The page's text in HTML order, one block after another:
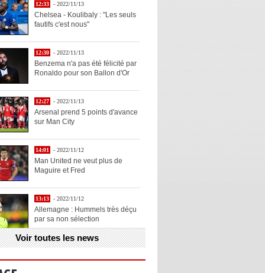
12:33 - 2022/11/13
Chelsea - Koulibaly : "Les seuls
fautifs c'est nous"
12:30 - 2022/11/13
Benzema n'a pas été félicité par
Ronaldo pour son Ballon d'Or
12:27 - 2022/11/13
Arsenal prend 5 points d'avance
sur Man City
14:01 - 2022/11/12
Man United ne veut plus de
Maguire et Fred
13:13 - 2022/11/12
Allemagne : Hummels très déçu
par sa non sélection
13:11 - 2022/11/12
Henry explique la chose qu'il
Voir toutes les news